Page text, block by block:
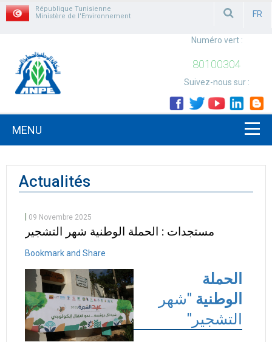
République Tunisienne
Ministère de l'Environnement
FR
Numéro vert :
80100304
Suivez-nous sur :
MENU
Actualités
09 Novembre 2025
مستجدات : الحملة الوطنية شهر التشجير
الحملة
الوطنية "شهر
التشجير"